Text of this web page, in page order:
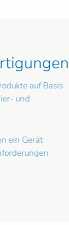
auf Basis
und
ein Gerät